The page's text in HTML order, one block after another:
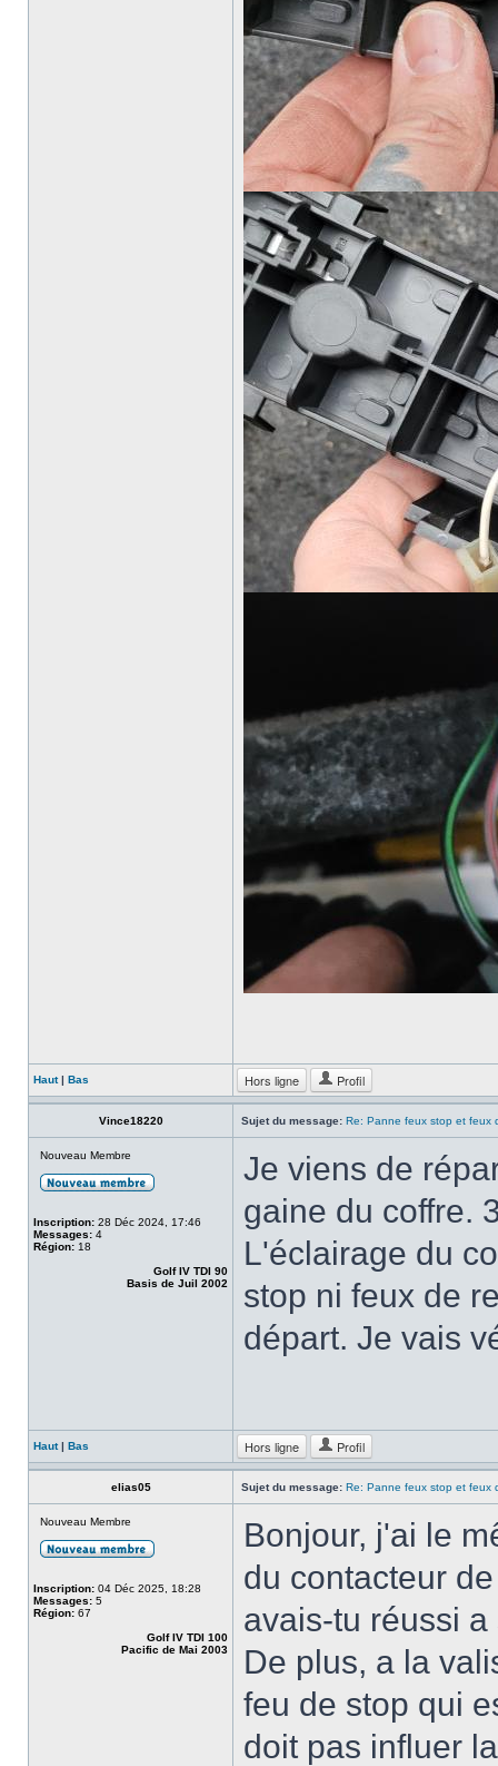
Haut| Bas Hors ligne Profil
Vince18220 Sujet du message: Re: Panne feux stop et feux
Nouveau Membre
Inscription: 28 Déc 2024, 17:46
Messages: 4
Région: 18
Golf IV TDI 90
Basis de Juil 2002
Je viens de
gaine du coffre.
L'éclairage du
stop ni feux de
départ. Je vais
Haut| Bas Hors ligne Profil
elias05 Sujet du message: Re: Panne feux stop et feux
Nouveau Membre
Inscription: 04 Déc 2025, 18:28
Messages: 5
Région: 67
Golf IV TDI 100
Pacific de Mai 2003
Bonjour, j'ai le
du contacteur
avais-tu réussi
De plus, a la
feu de stop qui
doit pas influer